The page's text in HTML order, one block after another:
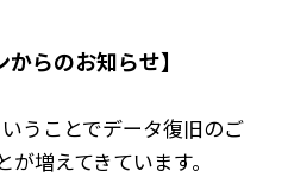
からのお知らせ】
うことでデータ復旧のご
増えてきています。